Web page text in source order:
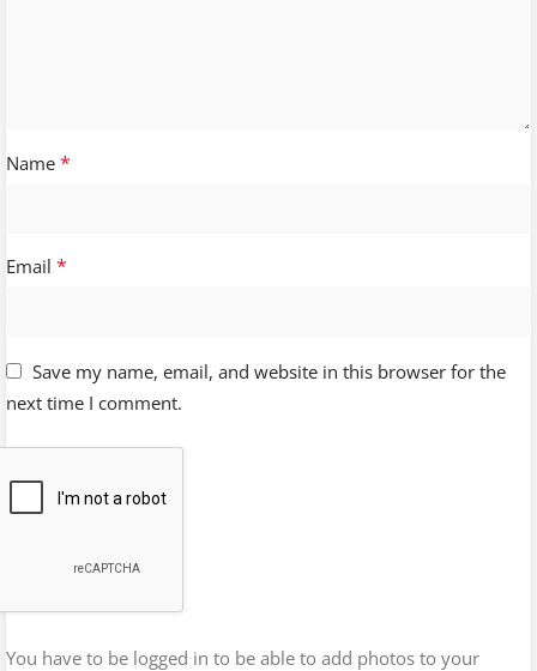
Name *
Email *
Save my name, email, and website in this browser for the
next time I comment.
You have to be logged in to be able to add photos to your